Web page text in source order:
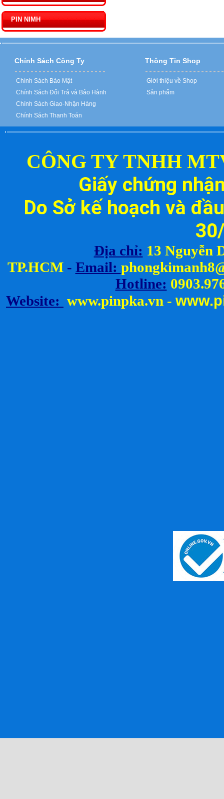
PIN NIMH
Chính Sách Công Ty
Chính Sách Bảo Mật
Chính Sách Đổi Trả và Bảo Hành
Chính Sách Giao-Nhận Hàng
Chính Sách Thanh Toán
Thông Tin Shop
Giới thiệu về Shop
Sản phẩm
CÔNG TY TNHH
Giấy chứng
Do Sở kế hoạch và
Địa chỉ: 13 Nguyễn
TP.HCM - Email: ph
Hotline:
Website: www.pinpka.vn - www.